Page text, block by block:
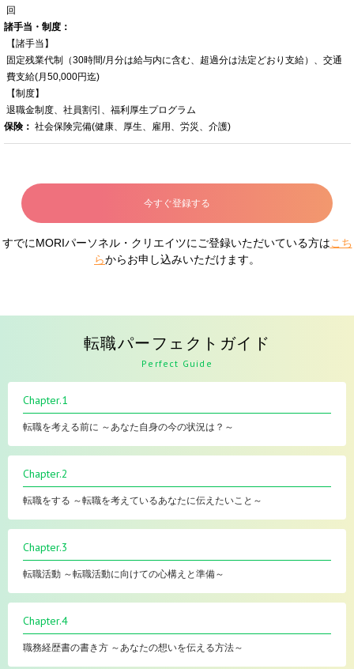
回
諸手当・制度：
【諸手当】
固定残業代制（30時間/月分は給与内に含む、超過分は法定どおり支給）、交通
費支給(月50,000円迄)
【制度】
退職金制度、社員割引、福利厚生プログラム
保険： 社会保険完備(健康、厚生、雇用、労災、介護)
今すぐ登録する
すでにMORIパーソネル・クリエイツにご登録いただいている方はこち
らからお申し込みいただけます。
転職パーフェクトガイド
Perfect Guide
Chapter.1
転職を考える前に ～あなた自身の今の状況は？～
Chapter.2
転職をする ～転職を考えているあなたに伝えたいこと～
Chapter.3
転職活動 ～転職活動に向けての心構えと準備～
Chapter.4
職務経歴書の書き方 ～あなたの想いを伝える方法～